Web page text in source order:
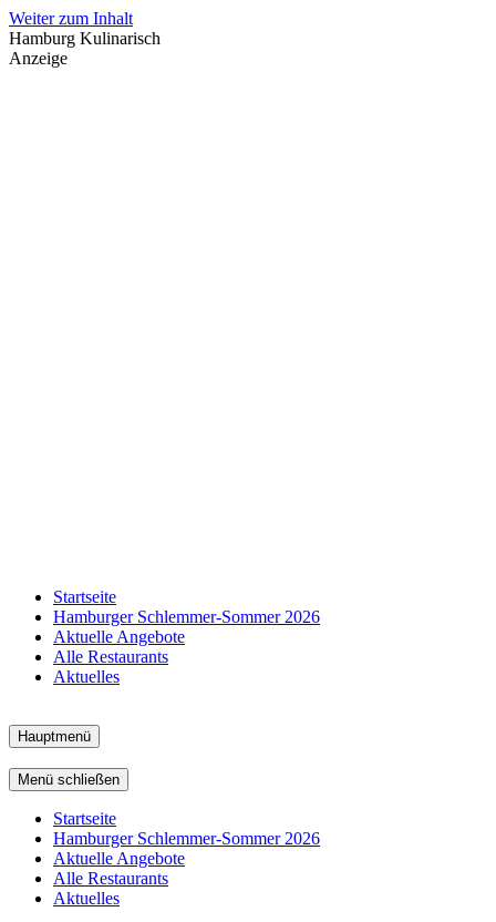
Weiter zum Inhalt
Hamburg Kulinarisch
Anzeige
Startseite
Hamburger Schlemmer-Sommer 2026
Aktuelle Angebote
Alle Restaurants
Aktuelles
Hauptmenü
Menü schließen
Startseite
Hamburger Schlemmer-Sommer 2026
Aktuelle Angebote
Alle Restaurants
Aktuelles